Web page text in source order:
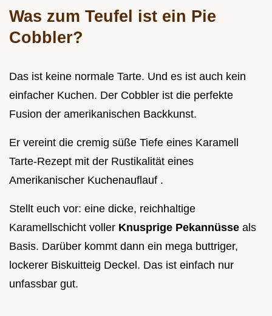
Was zum Teufel ist ein Pie
Cobbler?
Das ist keine normale Tarte. Und es ist auch kein
einfacher Kuchen. Der Cobbler ist die perfekte
Fusion der amerikanischen Backkunst.
Er vereint die cremig süße Tiefe eines Karamell
Tarte-Rezept mit der Rustikalität eines
Amerikanischer Kuchenauflauf .
Stellt euch vor: eine dicke, reichhaltige
Karamellschicht voller Knusprige Pekannüsse als
Basis. Darüber kommt dann ein mega buttriger,
lockerer Biskuitteig Deckel. Das ist einfach nur
unfassbar gut.